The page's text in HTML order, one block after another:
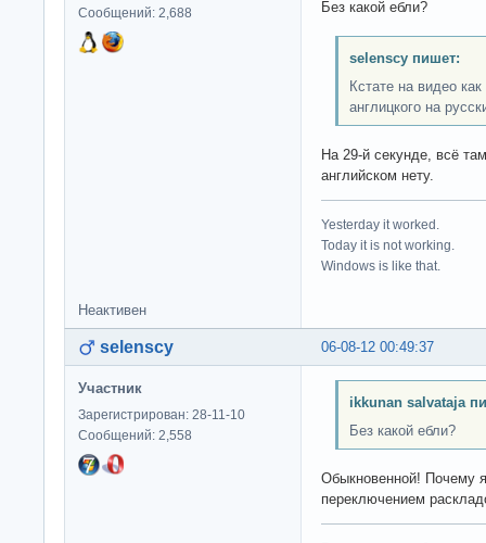
Сообщений: 2,688
Без какой ебли?
selenscy пишет:
Кстате на видео
англицкого на
На 29-й секунде, всё
английском нету.
Yesterday it worked.
Today it is not working.
Windows is like that.
Неактивен
06-08-12 00:49:37
selenscy
Участник
Зарегистрирован: 28-11-10
Сообщений: 2,558
ikkunan salvataja
Без какой ебли?
Обыкновенной! Почему
переключением